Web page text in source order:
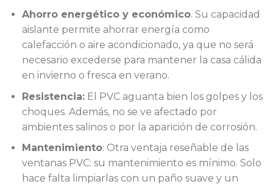
Ahorro energético y económico. Su capacidad
aislante permite ahorrar energía como
calefacción o aire acondicionado, ya que no será
necesario excederse para mantener la casa cálida
en invierno o fresca en verano.
Resistencia:El PVC aguanta bien los golpes y los
choques. Además, no se ve afectado por
ambientes salinos o por la aparición de corrosión.
Mantenimiento: Otra ventaja reseñable de las
ventanas PVC: su mantenimiento es mínimo. Solo
hace falta limpiarlas con un paño suave y un